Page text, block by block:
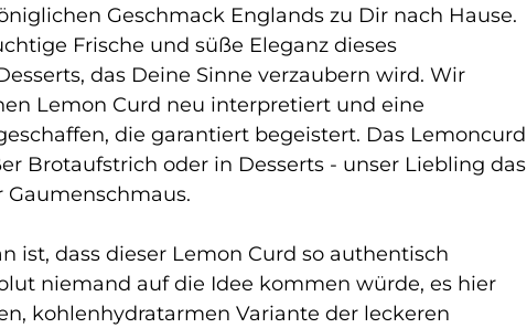
Geschmack Englands zu Dir nach Hause.
Frische und süße Eleganz dieses
das Deine Sinne verzaubern wird. Wir
Lemon Curd neu interpretiert und eine
die garantiert begeistert. Das Lemoncurd
Brotaufstrich oder in Desserts - unser Liebling das
Gaumenschmaus.
ist, dass dieser Lemon Curd so authentisch
niemand auf die Idee kommen würde, es hier
kohlenhydratarmen Variante der leckeren